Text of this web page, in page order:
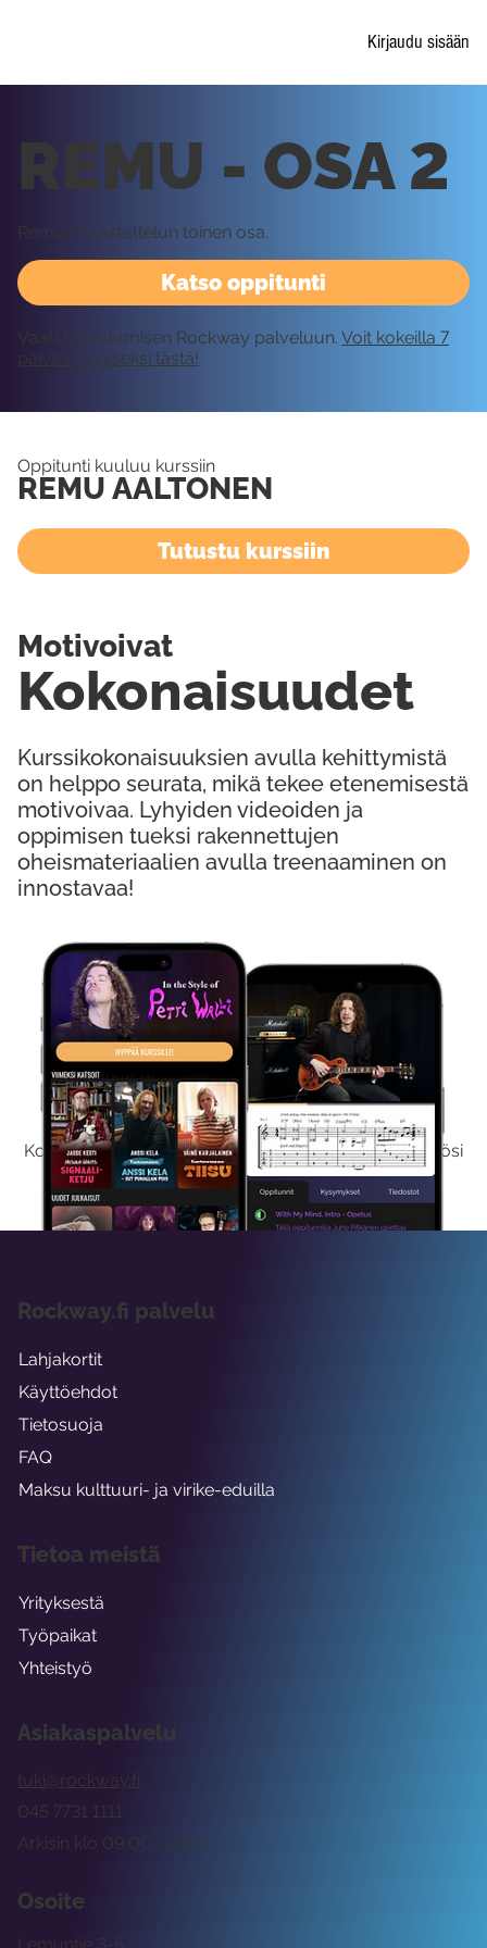
Kirjaudu sisään
Kokeile Ilmaiseksi
Kokeilemalla ilmaiseksi saat koko sisältömme käyttöösi
viikon ajaksi.
Katso oppitunti
REMU - OSA 2
Remun haastattelun toinen osa.
Vaatii kirjautumisen Rockway palveluun. Voit kokeilla 7
päivää ilmaiseksi tästä!
Oppitunti kuuluu kurssiin
REMU AALTONEN
Tutustu kurssiin
Kurssikokonaisuuksien avulla kehittymistä
on helppo seurata, mikä tekee etenemisestä
motivoivaa. Lyhyiden videoiden ja
oppimisen tueksi rakennettujen
oheismateriaalien avulla treenaaminen on
innostavaa!
Kokonaisuudet
Motivoivat
Asiakaspalvelu
tuki@rockway.fi
Arkisin klo 09:00 -15:00
045 7731 1111
Osoite
Rockway.fi palvelu
Lahjakortit
Käyttöehdot
Tietosuoja
FAQ
Maksu kulttuuri- ja virike-eduilla
Tietoa meistä
Yrityksestä
Työpaikat
Yhteistyö